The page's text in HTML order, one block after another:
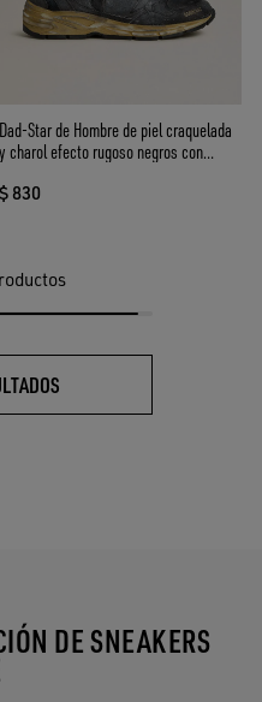
Dad-Star de Hombre de piel craquelada
y charol efecto rugoso negros con
$ 830
DE SNEAKERS